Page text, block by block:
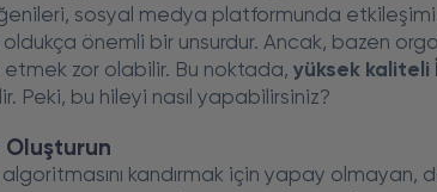
sosyal medya platformunda
önemli bir unsurdur. Ancak, bazen
zor olabilir. Bu noktada, yüksek kaliteli
Peki, bu hileyi nasıl yapabilirsiniz?
Oluşturun
algoritmasını kandırmak için yapay olmayan,